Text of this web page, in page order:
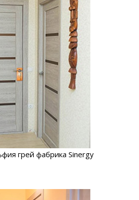
грей фабрика Sinergy